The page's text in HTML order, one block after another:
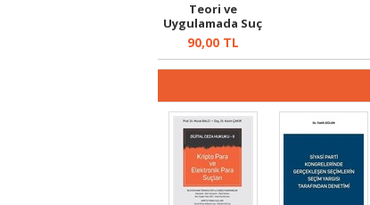
Teori ve
Uygulamada Suç
Analizi
90,00TL